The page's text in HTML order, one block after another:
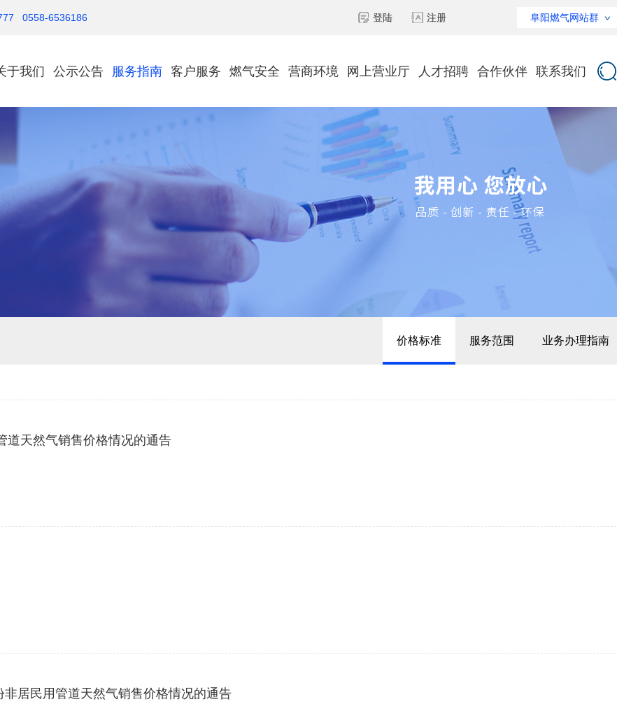
0558-6536186 登陆 注册 阜阳燃气网站群
于我们 公示公告 服务指南 客户服务 燃气安全 营商环境 网上营业厅 人才招聘 合作伙伴 联系我们
价格标准 服务范围 业务办理指南
道天然气销售价格情况的通告
居民用管道天然气销售价格情况的通告